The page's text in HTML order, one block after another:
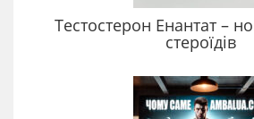
Тестостерон Енантат –
стероїдів